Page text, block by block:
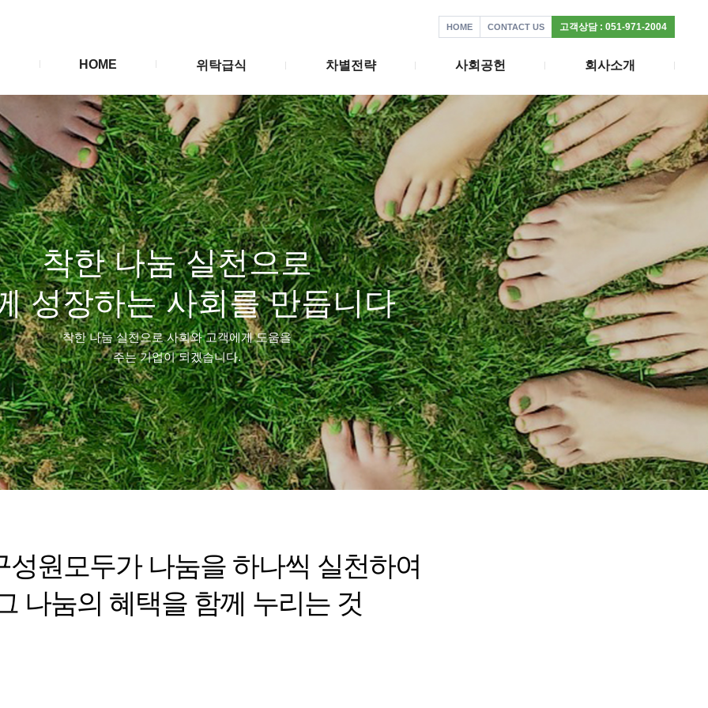
HOME CONTACT US 고객상담 : 051-971-2004
HOME 위탁급식 차별전략 사회공헌 회사소개
착한 나눔 실천으로
성장하는 사회를 만듭니다
착한 나눔 실천으로 사회와 고객에게 도움을
주는 기업이 되겠습니다.
성원모두가 나눔을 하나씩 실천하여
나눔의 혜택을 함께 누리는 것